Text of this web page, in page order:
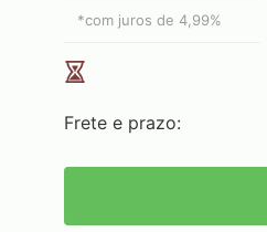
*com juros de 4,99%
Frete e prazo: